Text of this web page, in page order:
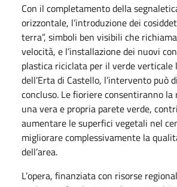
Con il completamento della
orizzontale, l’introduzione dei
terra”, simboli ben visibili che
velocità, e l’installazione dei nuovi
plastica riciclata per il verde verticale
dell’Erta di Castello, l’intervento può
concluso. Le fioriere consentiranno la
una vera e propria parete verde,
aumentare le superfici vegetali nel
migliorare complessivamente la
dell’area.
L’opera, finanziata con risorse